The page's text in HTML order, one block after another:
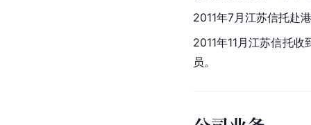
2011年7月江苏信托赴
2011年11月江苏信托收
员。